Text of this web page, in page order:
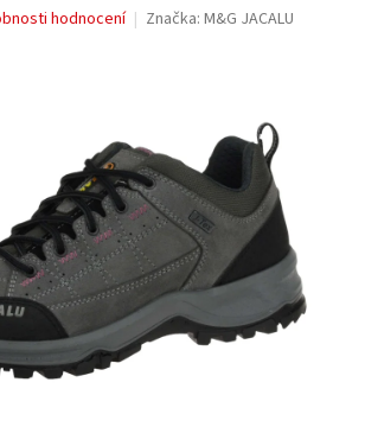
hodnocení Značka: M&G JACALU